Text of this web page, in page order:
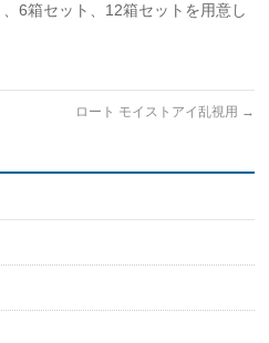
6箱セット、12箱セットを用意し
ロート モイストアイ乱視用 →